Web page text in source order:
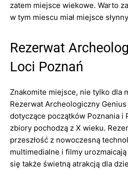
zatem miejsce wiekowe. Warto
w tym miescu miał miejsce
Rezerwat
Loci Poznań
Znakomite miejsce, nie tylko dla
Rezerwat Archeologiczny
dotyczące początków Poznania i
zbiory pochodzą z X wieku.
przeszłość z nowoczesną
multimedialne i filmy
się także świetną atrakcją dla